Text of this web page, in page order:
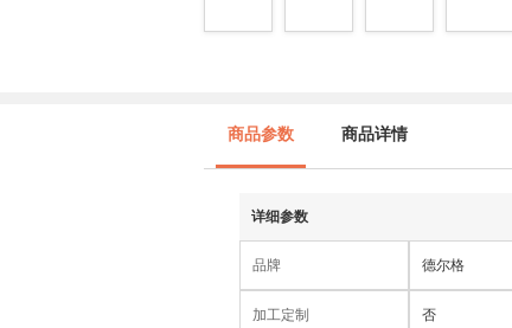
商品参数 商品详情
详细参数
品牌 德尔格
加工定制 否